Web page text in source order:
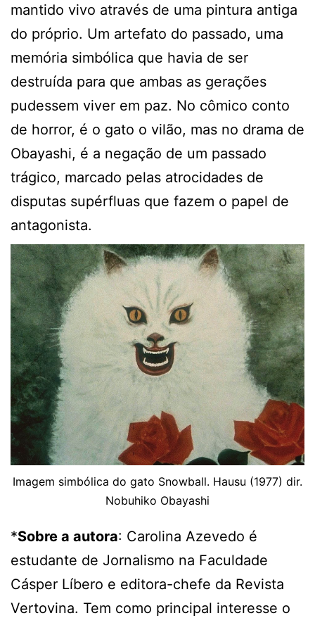
mantido vivo através de uma pintura antiga
do próprio. Um artefato do passado, uma
memória simbólica que havia de ser
destruída para que ambas as gerações
pudessem viver em paz. No cômico conto
de horror, é o gato o vilão, mas no drama de
Obayashi, é a negação de um passado
trágico, marcado pelas atrocidades de
disputas supérfluas que fazem o papel de
antagonista.
Imagem simbólica do gato Snowball. Hausu (1977) dir.
Nobuhiko Obayashi
*Sobre a autora: Carolina Azevedo é
estudante de Jornalismo na Faculdade
Cásper Líbero e editora-chefe da Revista
Vertovina. Tem como principal interesse o